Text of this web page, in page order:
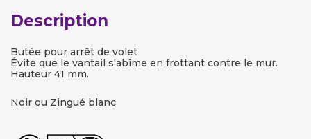
Description
Butée pour arrêt de volet
Évite que le vantail s'abîme en frottant contre le mur.
Hauteur 41 mm.
Noir ou Zingué blanc